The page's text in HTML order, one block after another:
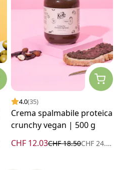
4.0(35)
Crema spalmabile proteica
crunchy vegan | 500 g
CHF 12.03CHF 18.50 CHF 24.06